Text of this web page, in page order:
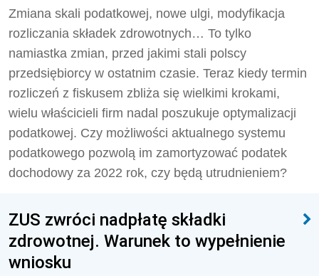
Zmiana skali podatkowej, nowe ulgi, modyfikacja
rozliczania składek zdrowotnych… To tylko
namiastka zmian, przed jakimi stali polscy
przedsiębiorcy w ostatnim czasie. Teraz kiedy termin
rozliczeń z fiskusem zbliża się wielkimi krokami,
wielu właścicieli firm nadal poszukuje optymalizacji
podatkowej. Czy możliwości aktualnego systemu
podatkowego pozwolą im zamortyzować podatek
dochodowy za 2022 rok, czy będą utrudnieniem?
ZUS zwróci nadpłatę składki
zdrowotnej. Warunek to wypełnienie
wniosku